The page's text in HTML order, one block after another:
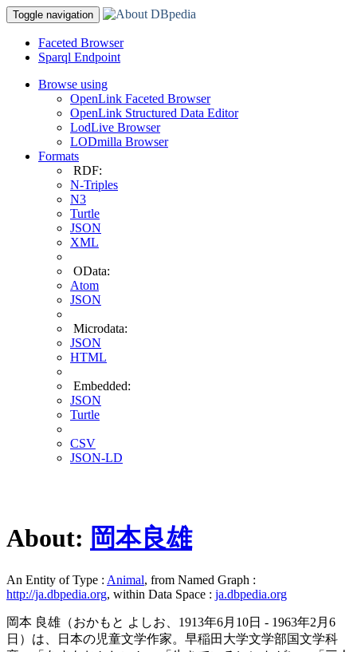
Toggle navigation
Faceted Browser
Sparql Endpoint
Browse using
OpenLink Faceted Browser
OpenLink Structured Data Editor
LodLive Browser
LODmilla Browser
Formats
RDF:
N-Triples
N3
Turtle
JSON
XML
OData:
Atom
JSON
Microdata:
JSON
HTML
Embedded:
JSON
Turtle
CSV
JSON-LD
About: 岡本良雄
An Entity of Type : Animal, from Named Graph :
http://ja.dbpedia.org, within Data Space : ja.dbpedia.org
岡本 良雄（おかもと よしお、1913年6月10日 - 1963年2月6
日）は、日本の児童文学作家。早稲田大学文学部国文学科